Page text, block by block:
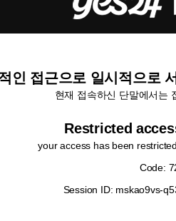
인 접근으로 일시적으로
현재 접속하신 단말에서는
Restricted
your access has been
Code:
Session ID: mskao9vs-